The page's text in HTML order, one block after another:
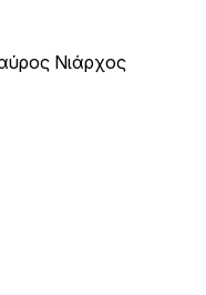
Νιάρχος